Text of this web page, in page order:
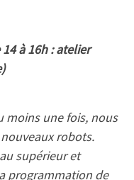
à 16h : atelier
moins une fois, nous
robots.
supérieur et
programmation de